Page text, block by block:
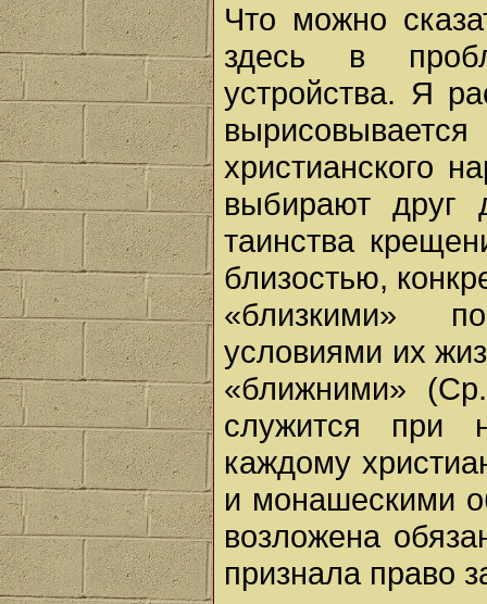
Что можно
здесь в
устройства. Я
христианского
выбирают друг
таинства
близостью,
«близкими»
условиями их
«ближними»
служится при
каждому
и монашескими
возложена
признала право